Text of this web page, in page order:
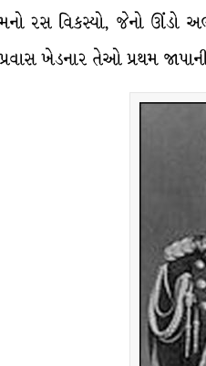
રસ વિકસ્યો, જેનો
ખેડનાર તેઓ પ્રથમ